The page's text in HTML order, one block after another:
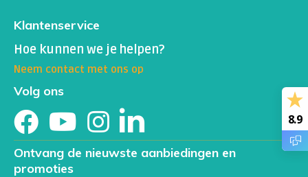
Klantenservice
Hoe kunnen we je helpen?
Neem contact met ons op
Volg ons
Ontvang de nieuwste aanbiedingen en
promoties
8.9